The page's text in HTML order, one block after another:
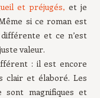
et préjugés, et je
si ce roman est
et ce n’est
valeur.
: il est encore
clair et élaboré. Les
sont magnifiques et